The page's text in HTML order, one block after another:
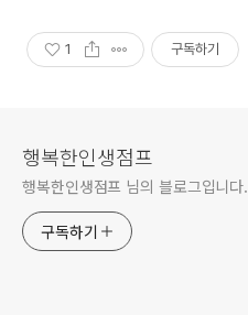
1 구독하기
행복한인생점프
행복한인생점프 님의 블로그입니다.
구독하기